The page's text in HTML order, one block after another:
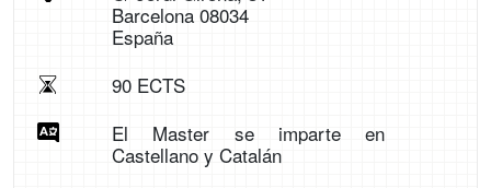
Barcelona 08034
España
90 ECTS
El Master se imparte en
Castellano y Catalán